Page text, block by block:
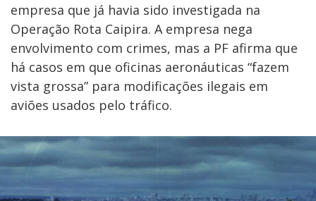
empresa que já havia sido investigada na
Operação Rota Caipira. A empresa nega
envolvimento com crimes, mas a PF afirma que
há casos em que oficinas aeronáuticas “fazem
vista grossa” para modificações ilegais em
aviões usados pelo tráfico.